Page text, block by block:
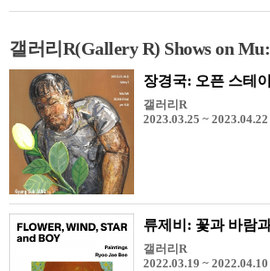
갤러리R(Gallery R) Shows on
장경국: 오픈 스테
갤러리R
2023.03.25 ~ 2023.04.22
갤러리R
2022.03.19 ~ 2022.04.10